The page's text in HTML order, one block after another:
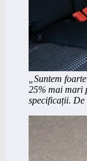
„Suntem
25% mai mari
specificații. De